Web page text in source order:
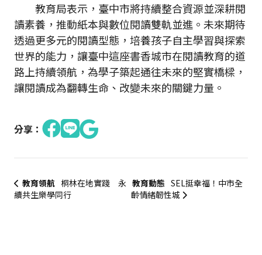
教育局表示，臺中市將持續整合資源並深耕閱
讀素養，推動紙本與數位閱讀雙軌並進。未來期待
透過更多元的閱讀型態，培養孩子自主學習與探索
世界的能力，讓臺中這座書香城市在閱讀教育的道
路上持續領航，為學子築起通往未來的堅實橋樑，
讓閱讀成為翻轉生命、改變未來的關鍵力量。
分享：
教育領航 桐林在地實踐 永
續共生樂學同行
教育動態 SEL挺幸福！中市全
齡情緒韌性城